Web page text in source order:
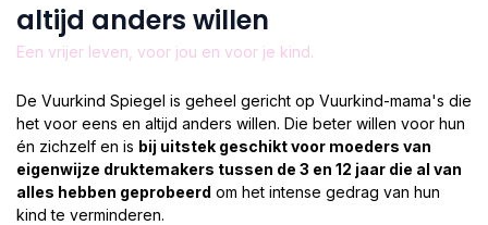
altijd anders willen
Een vrijer leven, voor jou en voor je kind.
De Vuurkind Spiegel is geheel gericht op Vuurkind-mama's die
het voor eens en altijd anders willen. Die beter willen voor hun
én zichzelf en is bij uitstek geschikt voor moeders van
eigenwijze druktemakers tussen de 3 en 12 jaar die al van
alles hebben geprobeerd om het intense gedrag van hun
kind te verminderen.